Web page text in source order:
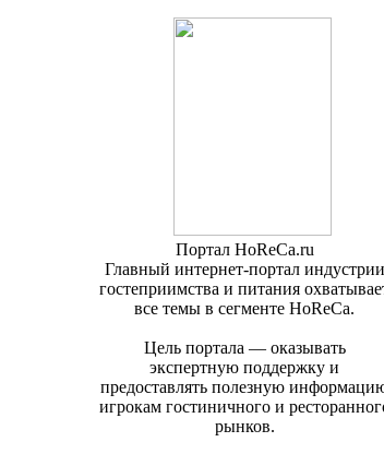
Портал HoReCa.ru
Главный интернет-портал индустрии
гостеприимства и питания
все темы в сегменте HoReCa.
Цель портала — оказывать
экспертную поддержку и
предоставлять полезную
игрокам гостиничного и
рынков.